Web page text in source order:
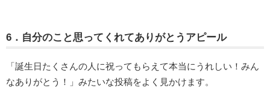
6．自分のこと思ってくれてありがとうアピール
「誕生日たくさんの人に祝ってもらえて本当にうれしい！みん
なありがとう！」みたいな投稿をよく見かけます。